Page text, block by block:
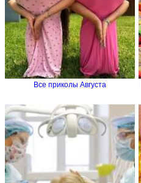
Все приколы Августа